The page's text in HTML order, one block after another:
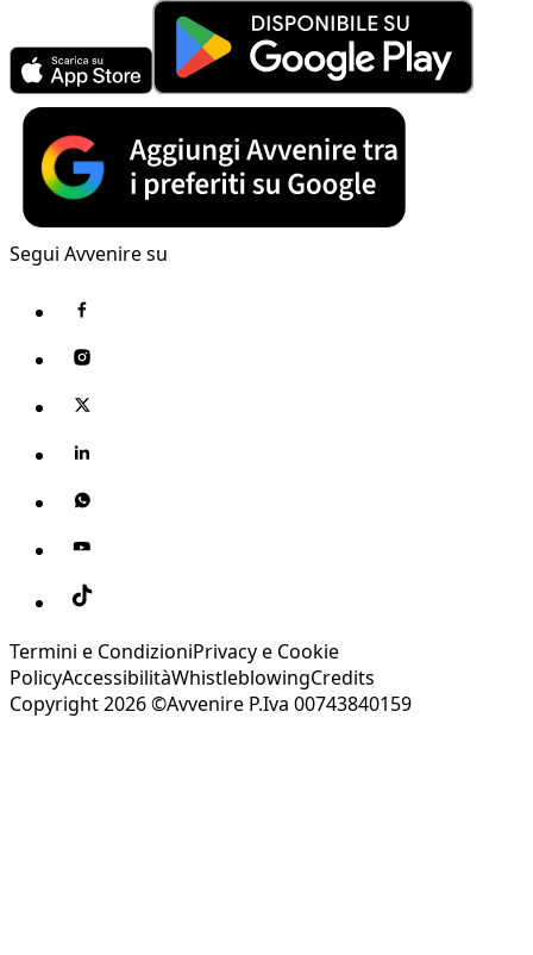
Segui Avvenire su
Termini e CondizioniPrivacy e Cookie
PolicyAccessibilitàWhistleblowingCredits
Copyright 2026 ©Avvenire P.Iva 00743840159